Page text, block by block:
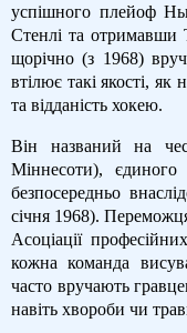
успішного плейоф
Стенлі та отримавши
щорічно (з 1968)
втілює такі якості, як
та відданість хокею.
Він названий на
Міннесоти),
безпосередньо
січня 1968).
Асоціації
кожна команда
часто вручають
навіть хвороби чи